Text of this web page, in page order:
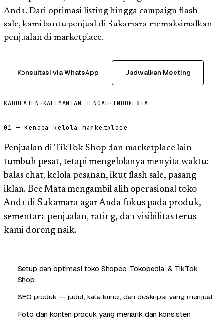
Anda. Dari optimasi listing hingga campaign flash
sale, kami bantu penjual di Sukamara memaksimalkan
penjualan di marketplace.
Konsultasi via WhatsApp Jadwalkan Meeting
KABUPATEN ·KALIMANTAN TENGAH · INDONESIA
01 — Kenapa kelola marketplace
Penjualan di TikTok Shop dan marketplace lain
tumbuh pesat, tetapi mengelolanya menyita waktu:
balas chat, kelola pesanan, ikut flash sale, pasang
iklan. Bee Mata mengambil alih operasional toko
Anda di Sukamara agar Anda fokus pada produk,
sementara penjualan, rating, dan visibilitas terus
kami dorong naik.
Setup dan optimasi toko Shopee, Tokopedia, & TikTok
Shop
SEO produk — judul, kata kunci, dan deskripsi yang menjual
Foto dan konten produk yang menarik dan konsisten